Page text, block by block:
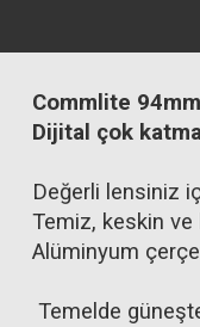
Commlite
Dijital çok
Değerli lensiniz
Temiz, keskin ve
Alüminyum
Temelde